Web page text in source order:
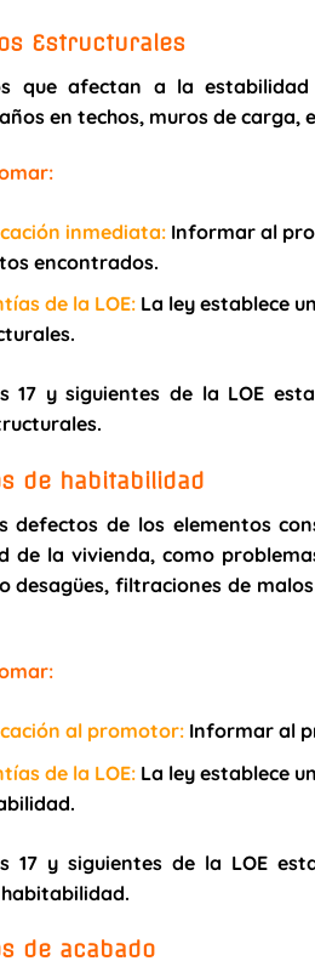
Estructurales
que afectan a la
en techos, muros de carga,
inmediata:Informar al
encontrados.
de la LOE:La ley establece
17 y siguientes de la LOE
de habitabilidad
defectos de los elementos
de la vivienda, como
desagües, filtraciones de
al promotor:Informar al
de la LOE:La ley establece
17 y siguientes de la LOE
de acabado